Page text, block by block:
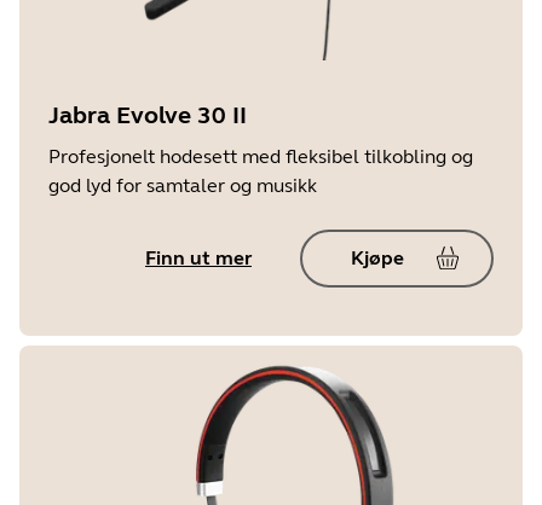
Jabra Evolve 30 II
Profesjonelt hodesett med fleksibel tilkobling og
god lyd for samtaler og musikk
Finn ut mer Kjøpe